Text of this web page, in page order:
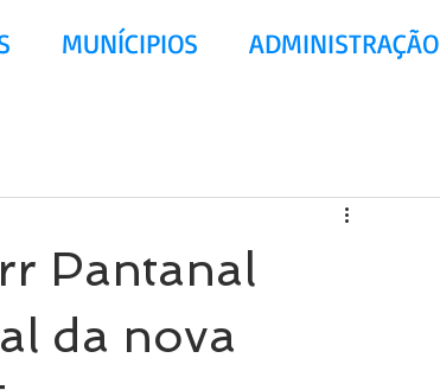
MUNÍCIPIOS ADMINISTRAÇÃO
Pantanal
da nova